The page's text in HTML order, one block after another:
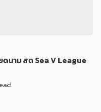
นาม สด Sea V League